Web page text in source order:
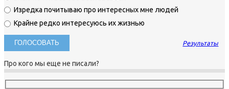
Изредка почитываю про интересных мне людей
Крайне редко интересуюсь их жизнью
Результаты
Про кого мы еще не писали?